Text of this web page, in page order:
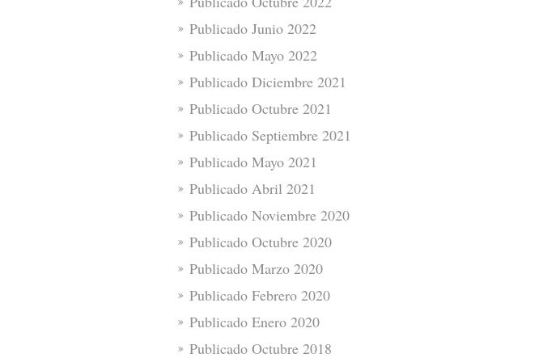
Publicado Junio 2022
Publicado Mayo 2022
Publicado Diciembre 2021
Publicado Octubre 2021
Publicado Septiembre 2021
Publicado Mayo 2021
Publicado Abril 2021
Publicado Noviembre 2020
Publicado Octubre 2020
Publicado Marzo 2020
Publicado Febrero 2020
Publicado Enero 2020
Publicado Octubre 2018